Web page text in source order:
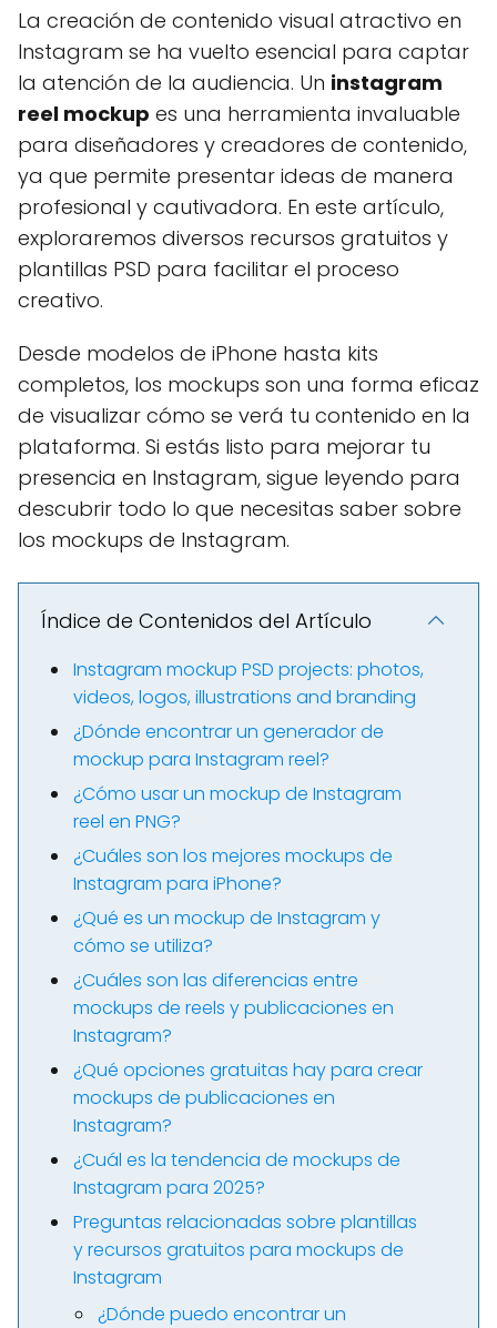
La creación de contenido visual atractivo en
Instagram se ha vuelto esencial para captar
la atención de la audiencia. Un instagram
reel mockup es una herramienta invaluable
para diseñadores y creadores de contenido,
ya que permite presentar ideas de manera
profesional y cautivadora. En este artículo,
exploraremos diversos recursos gratuitos y
plantillas PSD para facilitar el proceso
creativo.
Desde modelos de iPhone hasta kits
completos, los mockups son una forma eficaz
de visualizar cómo se verá tu contenido en la
plataforma. Si estás listo para mejorar tu
presencia en Instagram, sigue leyendo para
descubrir todo lo que necesitas saber sobre
los mockups de Instagram.
Índice de Contenidos del Artículo
Instagram mockup PSD projects: photos,
videos, logos, illustrations and branding
¿Dónde encontrar un generador de
mockup para Instagram reel?
¿Cómo usar un mockup de Instagram
reel en PNG?
¿Cuáles son los mejores mockups de
Instagram para iPhone?
¿Qué es un mockup de Instagram y
cómo se utiliza?
¿Cuáles son las diferencias entre
mockups de reels y publicaciones en
Instagram?
¿Qué opciones gratuitas hay para crear
mockups de publicaciones en
Instagram?
¿Cuál es la tendencia de mockups de
Instagram para 2025?
Preguntas relacionadas sobre plantillas
y recursos gratuitos para mockups de
Instagram
¿Dónde puedo encontrar un